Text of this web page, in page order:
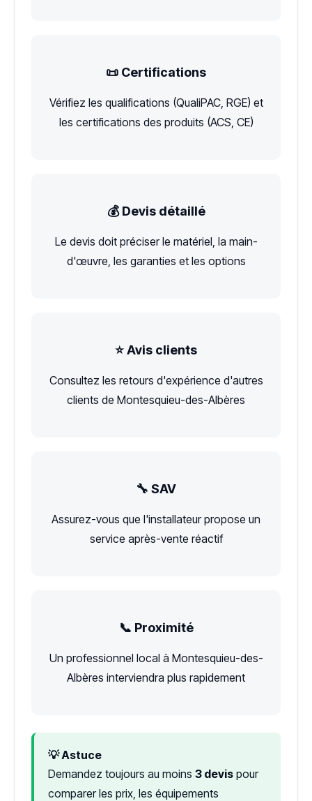
📜 Certifications
Vérifiez les qualifications (QualiPAC, RGE) et
les certifications des produits (ACS, CE)
💰 Devis détaillé
Le devis doit préciser le matériel, la main-
d'œuvre, les garanties et les options
⭐ Avis clients
Consultez les retours d'expérience d'autres
clients de Montesquieu-des-Albères
🔧 SAV
Assurez-vous que l'installateur propose un
service après-vente réactif
📞 Proximité
Un professionnel local à Montesquieu-des-
Albères interviendra plus rapidement
💡 Astuce
Demandez toujours au moins 3 devis pour
comparer les prix, les équipements